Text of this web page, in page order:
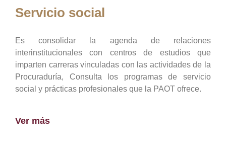
Servicio social
Es consolidar la agenda de relaciones
interinstitucionales con centros de estudios que
imparten carreras vinculadas con las actividades de la
Procuraduría, Consulta los programas de servicio
social y prácticas profesionales que la PAOT ofrece.
Ver más